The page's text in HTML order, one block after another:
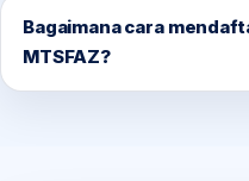
Bagaimana cara
MTSFAZ?